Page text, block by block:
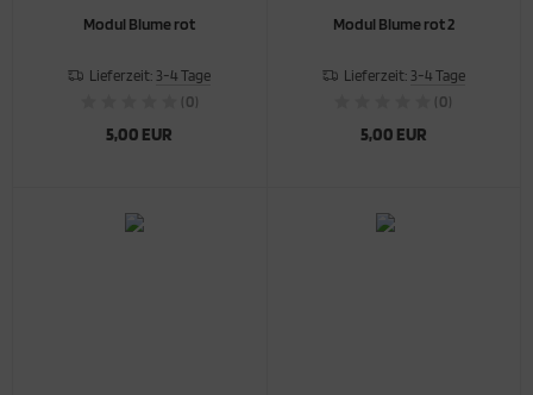
Modul Blume rot
Lieferzeit: 3-4 Tage
(0)
5,00 EUR
Modul Blume rot 2
Lieferzeit: 3-4 Tage
(0)
5,00 EUR